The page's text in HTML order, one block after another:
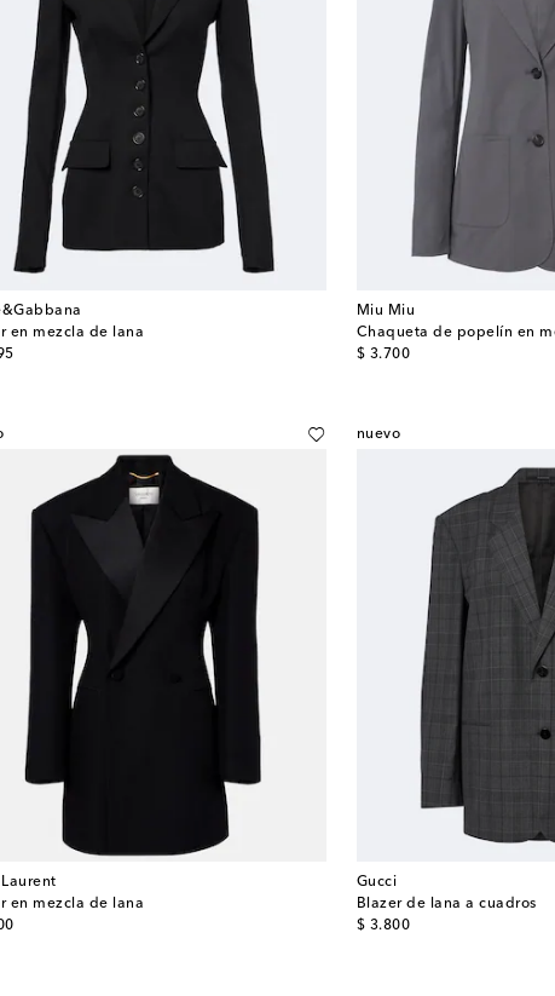
en mezcla de lana
price
Miu Miu
Chaqueta de popelín en
$ 3.700
original price
en mezcla de lana
price
nuevo
Gucci
Blazer de lana a cuadros
$ 3.800
original price